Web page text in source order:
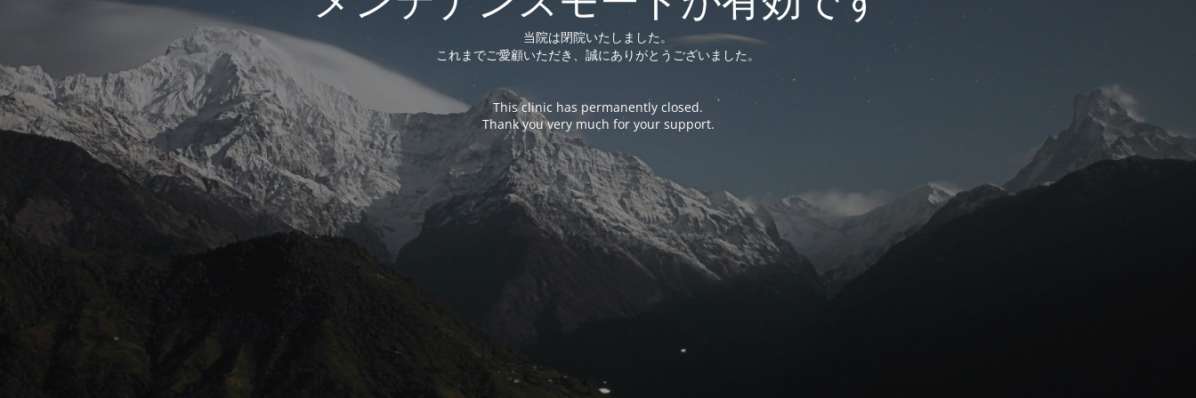
当院は閉院いたしました。
これまでご愛顧いただき、誠にありがとうございました。
This clinic has permanently closed.
Thank you very much for your support.